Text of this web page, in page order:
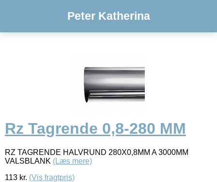
Peter Katherina
Rz Tagrende 0,8-280 MM
RZ TAGRENDE HALVRUND 280X0,8MM A 3000MM
VALSBLANK (Læs mere)
113 kr. (Vis fragtpris)